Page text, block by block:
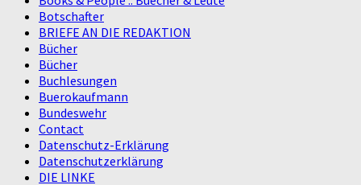
Botschafter
BRIEFE AN DIE REDAKTION
Bücher
Bücher
Buchlesungen
Buerokaufmann
Bundeswehr
Contact
Datenschutz-Erklärung
Datenschutzerklärung
DIE LINKE